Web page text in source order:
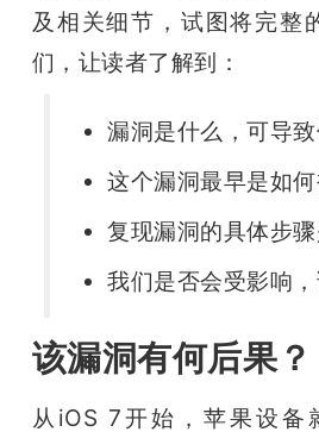
动
GAIR
专
及相关细节，试图将完整
们，让读者了解到：
漏洞是什么，可导
这个漏洞最早是如
复现漏洞的具体步
我们是否会受影响
该漏洞有何后果？
从iOS 7开始，苹果设备